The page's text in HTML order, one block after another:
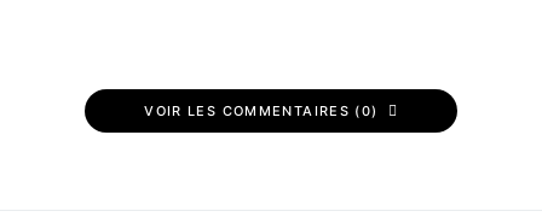
VOIR LES COMMENTAIRES (0)